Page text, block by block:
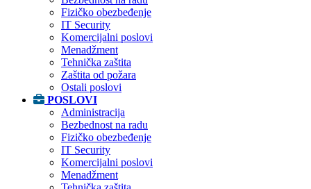
Fizičko obezbeđenje
IT Security
Komercijalni poslovi
Menadžment
Tehnička zaštita
Zaštita od požara
Ostali poslovi
POSLOVI
Administracija
Bezbednost na radu
Fizičko obezbeđenje
IT Security
Komercijalni poslovi
Menadžment